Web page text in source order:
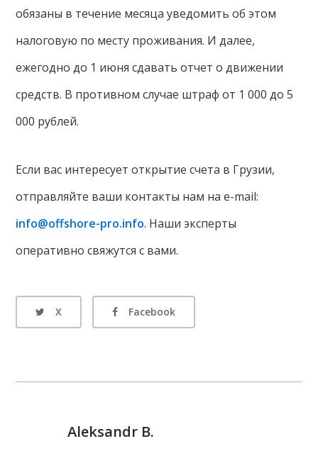
обязаны в течение месяца уведомить об этом
налоговую по месту проживания. И далее,
ежегодно до 1 июня сдавать отчет о движении
средств. В противном случае штраф от 1 000 до 5
000 рублей.
Если вас интересует открытие счета в Грузии,
отправляйте ваши контакты нам на e-mail:
info@offshore-pro.info. Наши эксперты
оперативно свяжутся с вами.
X Facebook
Aleksandr B.